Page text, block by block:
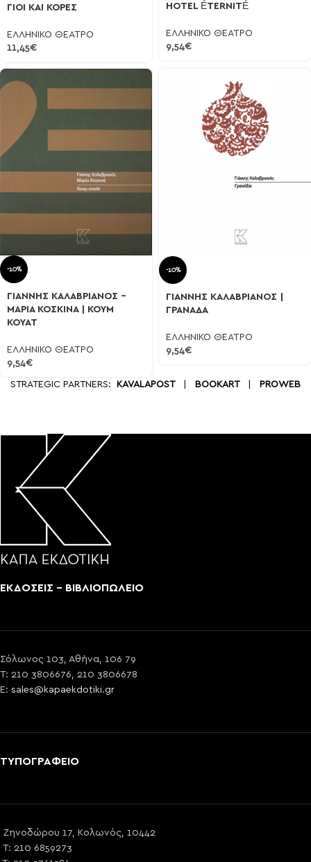
ΓΙΟΙ ΚΑΙ ΚΟΡΕΣ
ΕΛΛΗΝΙΚΟ ΘΕΑΤΡΟ
11,45€
HOTEL ÉTERNITÉ
ΕΛΛΗΝΙΚΟ ΘΕΑΤΡΟ
9,54€
-10%
ΓΙΑΝΝΗΣ ΚΑΛΑΒΡΙΑΝΟΣ –
ΜΑΡΙΑ ΚΟΣΚΙΝΑ | ΚΟΥΜ
ΚΟΥΑΤ
ΕΛΛΗΝΙΚΟ ΘΕΑΤΡΟ
9,54€
-10%
ΓΙΑΝΝΗΣ ΚΑΛΑΒΡΙΑΝΟΣ |
ΓΡΑΝΑΔΑ
ΕΛΛΗΝΙΚΟ ΘΕΑΤΡΟ
9,54€
STRATEGIC PARTNERS: KAVALAPOST| BOOKART| PROWEB
ΕΚΔΟΣΕΙΣ - ΒΙΒΛΙΟΠΩΛΕΙΟ
Σόλωνος 103, Αθήνα, 106 79
T: 210 3806676, 210 3806678
E: sales@kapaekdotiki.gr
ΤΥΠΟΓΡΑΦΕΙΟ
Ζηνοδώρου 17, Κολωνός, 10442
T: 210 6859273